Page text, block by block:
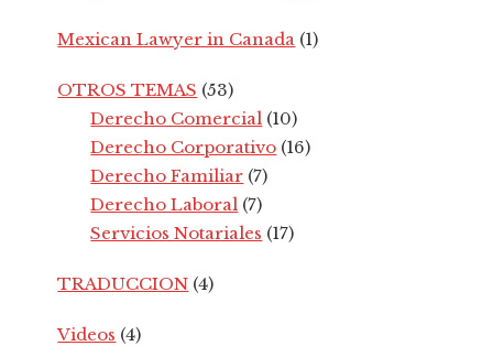
Mexican Lawyer in Canada (1)
OTROS TEMAS (53)
Derecho Comercial (10)
Derecho Corporativo (16)
Derecho Familiar (7)
Derecho Laboral (7)
Servicios Notariales (17)
TRADUCCION (4)
Videos (4)